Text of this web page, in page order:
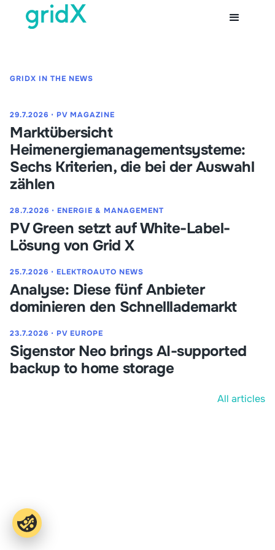
GRIDX IN THE NEWS
29.7.2026 ⋅ PV MAGAZINE
Marktübersicht
Heimenergiemanagementsysteme:
Sechs Kriterien, die bei der Auswahl
zählen
28.7.2026 ⋅ ENERGIE & MANAGEMENT
PV Green setzt auf White-Label-
Lösung von Grid X
25.7.2026 ⋅ ELEKTROAUTO NEWS
Analyse: Diese fünf Anbieter
dominieren den Schnelllademarkt
23.7.2026 ⋅ PV EUROPE
Sigenstor Neo brings AI-supported
backup to home storage
All articles